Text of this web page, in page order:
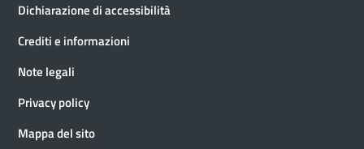
Dichiarazione di accessibilità
Crediti e informazioni
Note legali
Privacy policy
Mappa del sito